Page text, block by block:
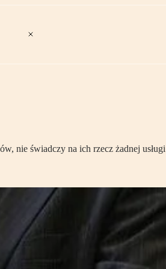
nie świadczy na ich rzecz żadnej